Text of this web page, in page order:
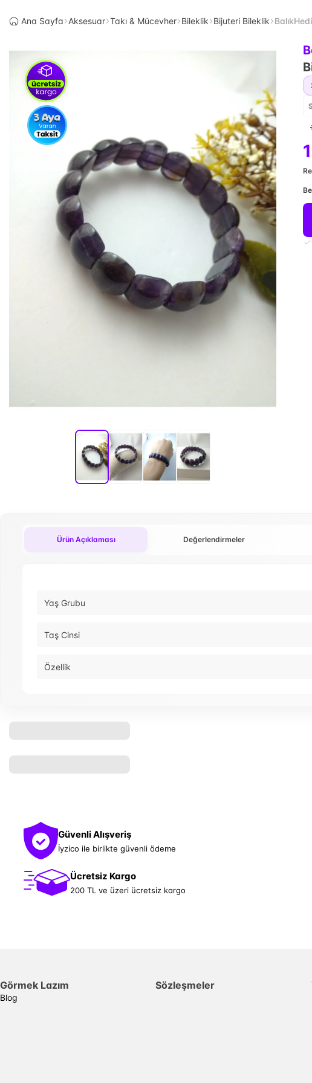
Ana Sayfa Aksesuar Takı & Mücevher Bileklik Bijuteri Bileklik
Ürün Açıklaması Değerlendirmeler
Yaş Grubu
Taş Cinsi
Özellik
Güvenli Alışveriş
İyzico ile birlikte güvenli ödeme
Ücretsiz Kargo
200 TL ve üzeri ücretsiz kargo
Görmek Lazım
Blog
Sözleşmeler